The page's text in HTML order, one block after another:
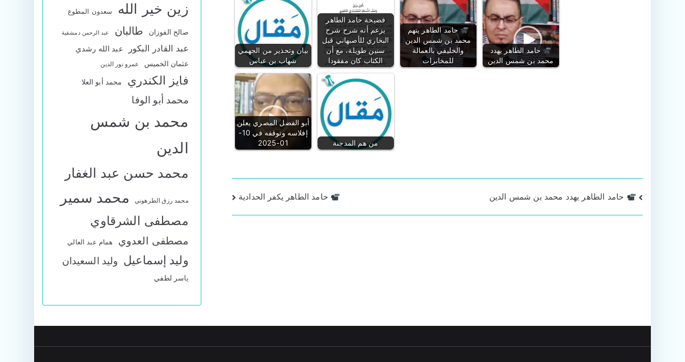
بيان وتحذير من الجهمي
شهاب بن عباس
فضيحة حامد الطاهر
يزعم أنه شرح شرح
البخاري للأصبهاني قبل
سنين طويلة، مع أن
الكتاب كان مفقودا
حامد الطاهر يتهم
محمد بن شمس الدين
والخليفي بالعمالة
للمخابرات
حامد الطاهر يهدد
محمد بن شمس الدين
أبو الفضل المصري يعلن
إفلاسه وتوقفه في 10-
01-2025
من هم المدجنة
تصفّح
المقالات
حامد الطاهر يهدد محمد بن شمس الدين حامد الطاهر يكفر الحدادية
زين خير الله سعدون المطوع
صالح الفوزان طالبان عبد الرحمن دمشقية
عبد القادر البكور عبد الله رشدي
عثمان الخميس عمرو نور الدين
فايز الكندري محمد أبو العلا
محمد أبو الوفا
محمد بن شمس
الدين
محمد حسن عبد الغفار
محمد رزق الطرهوني محمد سمير
مصطفى الشرقاوي
مصطفى العدوي همام عبد العالي
وليد إسماعيل وليد السعيدان
ياسر لطفي